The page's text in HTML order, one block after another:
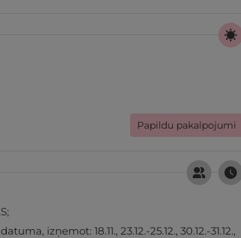
Papildu pakalpojumi
izņemot: 18.11., 23.12.-25.12., 30.12.-31.12.,